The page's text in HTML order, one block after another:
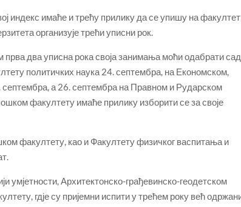
индекс имаће и трећу прилику да се упишу на
организује трећи уписни рок.
прва два уписна рока своја занимања моћи одабрати
политичких наука 24. септембра, на Економском,
а 26. септембра на Правном и Рударском
факултету имаће прилику изборити се за своје
факултету, као и Факултету физичког васпитања и
умјетности, Архитектонско-грађевинско-геодетском
гдје су пријемни испити у трећем року већ